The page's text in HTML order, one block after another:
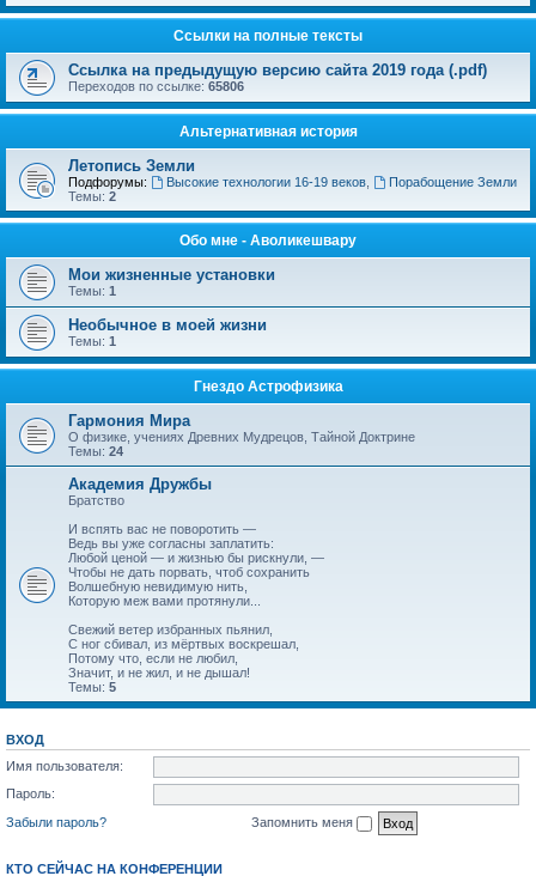
Ссылки на полные тексты
Ссылка на предыдущую версию сайта 2019 года (.pdf)
Переходов по ссылке: 65806
Альтернативная история
Летопись Земли
Подфорумы: Высокие технологии 16-19 веков,
Порабощение Земли
Темы: 2
Обо мне - Аволикешвару
Мои жизненные установки
Темы: 1
Необычное в моей жизни
Темы: 1
Гнездо Астрофизика
Гармония Мира
О физике, учениях Древних Мудрецов, Тайной Доктрине
Темы: 24
Академия Дружбы
Братство
И вспять вас не поворотить —
Ведь вы уже согласны заплатить:
Любой ценой — и жизнью бы рискнули, —
Чтобы не дать порвать, чтоб сохранить
Волшебную невидимую нить,
Которую меж вами протянули...
Свежий ветер избранных пьянил,
С ног сбивал, из мёртвых воскрешал,
Потому что, если не любил,
Значит, и не жил, и не дышал!
Темы: 5
ВХОД
Имя пользователя:
Пароль:
Забыли пароль?
Запомнить меня
КТО СЕЙЧАС НА КОНФЕРЕНЦИИ